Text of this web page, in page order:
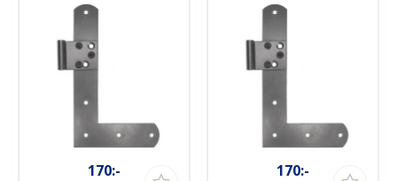
170:- 170:-